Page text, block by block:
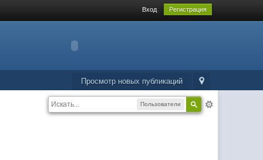
Вход Регистрация
Просмотр новых публикаций
Пользователи